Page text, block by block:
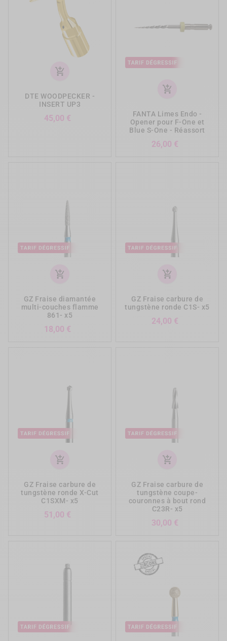
add_shopping_cart
DTE WOODPECKER -
INSERT UP3
45,00 €
add_shopping_cart
FANTA Limes Endo -
Opener pour F-One et
Blue S-One - Réassort
26,00 €
add_shopping_cart
GZ Fraise diamantée
multi-couches flamme
861- x5
18,00 €
add_shopping_cart
GZ Fraise carbure de
tungstène ronde C1S- x5
24,00 €
add_shopping_cart
GZ Fraise carbure de
tungstène ronde X-Cut
C1SXM- x5
51,00 €
add_shopping_cart
GZ Fraise carbure de
tungstène coupe-
couronnes à bout rond
C23R- x5
30,00 €